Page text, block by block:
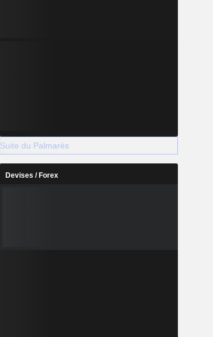
Suite du Palmarès
Devises / Forex